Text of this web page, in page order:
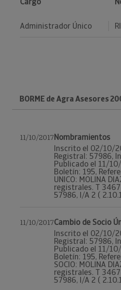
Administrador Único
BORME de Agra Asesores
11/10/2017Nombramientos
Inscrito el 02/10/
Registral: 57986,
Publicado el 11/
Boletín: 195,
UNICO: MOLINA
registrales. T 3467
57986, I/A 2 (
11/10/2017Cambio de Socio
Inscrito el 02/10/
Registral: 57986,
Publicado el 11/
Boletín: 195,
SOCIO: MOLINA
registrales. T 3467
57986, I/A 2 (